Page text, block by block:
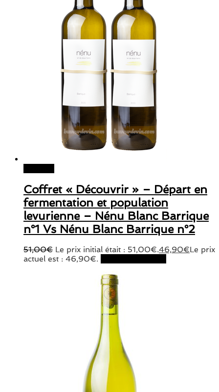
Coffret « Découvrir » – Départ en
fermentation et population
levurienne – Nénu Blanc Barrique
n°1 Vs Nénu Blanc Barrique n°2
51,00€ Le prix initial était : 51,00€.46,90€Le prix
actuel est : 46,90€.